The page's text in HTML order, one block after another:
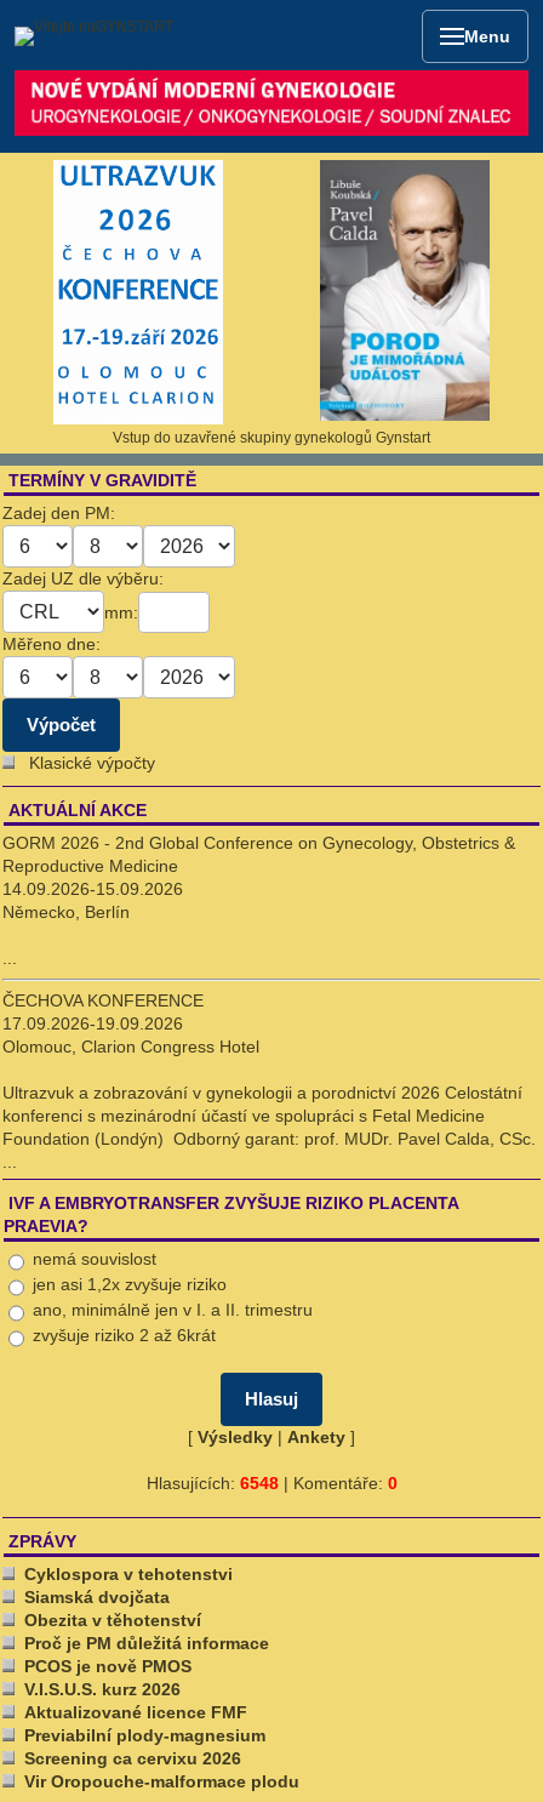
Menu
ZPRÁVY
Cyklospora v tehotenstvi
Siamská dvojčata
Obezita v těhotenství
Proč je PM důležitá informace
PCOS je nově PMOS
V.I.S.U.S. kurz 2026
Aktualizované licence FMF
Previabilní plody-magnesium
Screening ca cervixu 2026
Vir Oropouche-malformace plodu
AKTUÁLNÍ AKCE
GORM 2026 - 2nd Global Conference on Gynecology, Obstetrics &
Reproductive Medicine
14.09.2026-15.09.2026
Německo, Berlín
ČECHOVA KONFERENCE
17.09.2026-19.09.2026
Olomouc, Clarion Congress Hotel
Ultrazvuk a zobrazování v gynekologii a porodnictví 2026 Celostátní
konferenci s mezinárodní účastí ve spolupráci s Fetal Medicine
Foundation (Londýn) Odborný garant: prof. MUDr. Pavel Calda, CSc.
IVF A EMBRYOTRANSFER ZVYŠUJE RIZIKO PLACENTA
PRAEVIA?
nemá souvislost
jen asi 1,2x zvyšuje riziko
ano, minimálně jen v I. a II. trimestru
zvyšuje riziko 2 až 6krát
[ Výsledky | Ankety ]
Hlasujících: 6548| Komentáře: 0
TERMÍNY V GRAVIDITĚ
Zadej den PM:
Zadej UZ dle výběru:
mm:
Měřeno dne:
Klasické výpočty
Vstup do uzavřené skupiny gynekologů Gynstart